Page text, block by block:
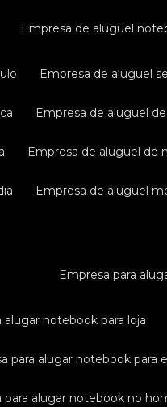
empresa de aluguel
empresa de aluguel
empresa de aluguel
empresa de aluguel de
empresa de aluguel
empresa para
alugar notebook para loja
para alugar notebook para
para alugar notebook no